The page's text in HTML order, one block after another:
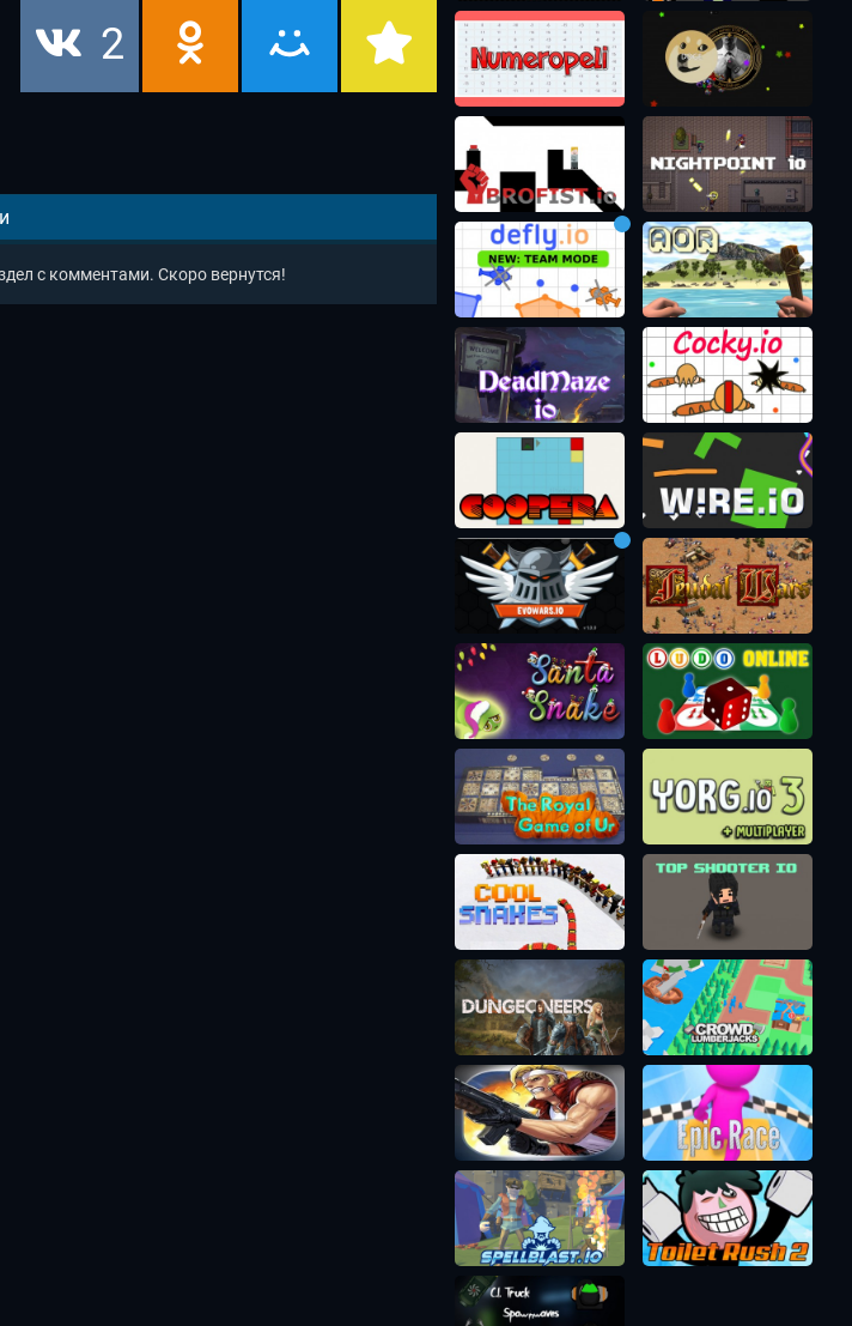
2
с комментами. Скоро вернутся!